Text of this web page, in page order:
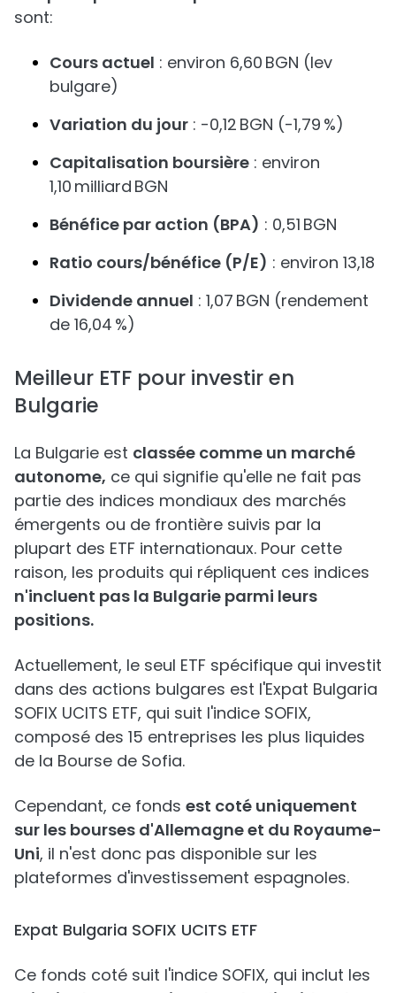
sont:
Cours actuel : environ 6,60 BGN (lev
bulgare)
Variation du jour : -0,12 BGN (-1,79 %)
Capitalisation boursière : environ
1,10 milliard BGN
Bénéfice par action (BPA) : 0,51 BGN
Ratio cours/bénéfice (P/E) : environ 13,18
Dividende annuel : 1,07 BGN (rendement
de 16,04 %)
Meilleur ETF pour investir en
Bulgarie
La Bulgarie est classée comme un marché
autonome, ce qui signifie qu'elle ne fait pas
partie des indices mondiaux des marchés
émergents ou de frontière suivis par la
plupart des ETF internationaux. Pour cette
raison, les produits qui répliquent ces indices
n'incluent pas la Bulgarie parmi leurs
positions.
Actuellement, le seul ETF spécifique qui investit
dans des actions bulgares est l'Expat Bulgaria
SOFIX UCITS ETF, qui suit l'indice SOFIX,
composé des 15 entreprises les plus liquides
de la Bourse de Sofia.
Cependant, ce fonds est coté uniquement
sur les bourses d'Allemagne et du Royaume-
Uni, il n'est donc pas disponible sur les
plateformes d'investissement espagnoles.
Expat Bulgaria SOFIX UCITS ETF
Ce fonds coté suit l'indice SOFIX, qui inclut les